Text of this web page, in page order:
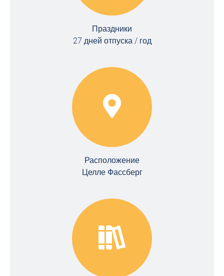
Праздники
27 дней отпуска / год
Расположение
Целле Фассберг